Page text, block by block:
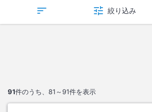
絞り込み
91件のうち、 81～91件を表示